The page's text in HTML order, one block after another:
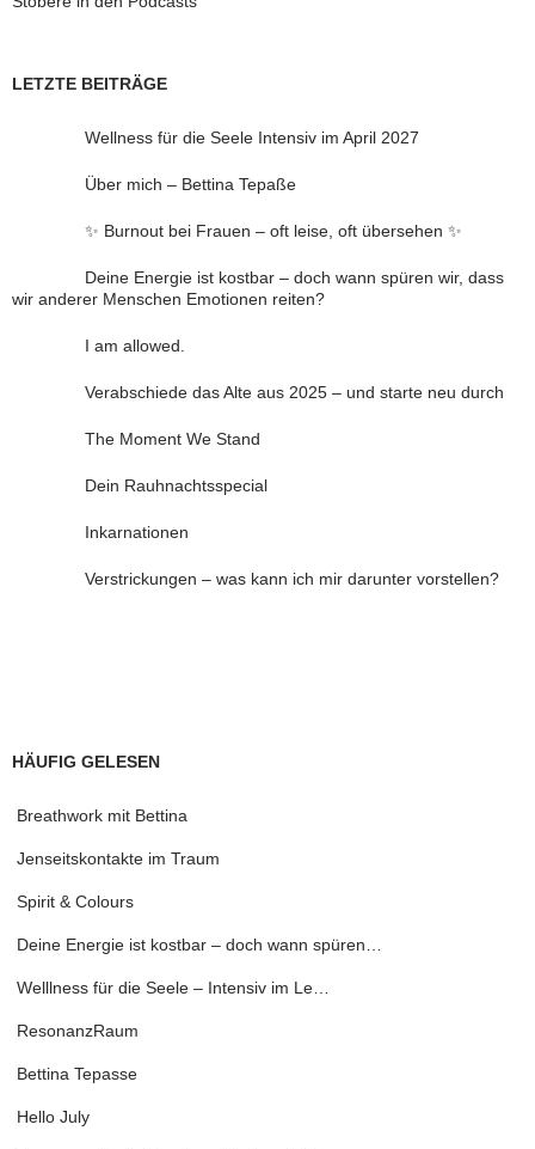
LETZTE BEITRÄGE
Wellness für die Seele Intensiv im April 2027
Über mich – Bettina Tepaße
✨ Burnout bei Frauen – oft leise, oft übersehen ✨
Deine Energie ist kostbar – doch wann spüren wir, dass
wir anderer Menschen Emotionen reiten?
I am allowed.
Verabschiede das Alte aus 2025 – und starte neu durch
The Moment We Stand
Dein Rauhnachtsspecial
Inkarnationen
Verstrickungen – was kann ich mir darunter vorstellen?
HÄUFIG GELESEN
Breathwork mit Bettina
Jenseitskontakte im Traum
Spirit & Colours
Deine Energie ist kostbar – doch wann spüren…
Welllness für die Seele – Intensiv im Le…
ResonanzRaum
Bettina Tepasse
Hello July